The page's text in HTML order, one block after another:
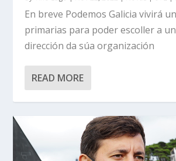
En breve Podemos Galicia vivirá
primarias para poder escoller a
dirección da súa organización
READ MORE